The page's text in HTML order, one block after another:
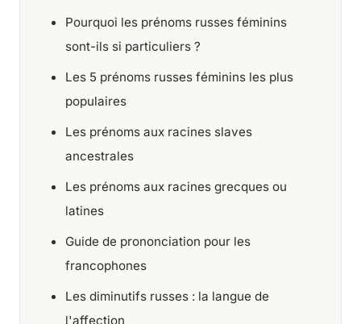
Pourquoi les prénoms russes féminins
sont-ils si particuliers ?
Les 5 prénoms russes féminins les plus
populaires
Les prénoms aux racines slaves
ancestrales
Les prénoms aux racines grecques ou
latines
Guide de prononciation pour les
francophones
Les diminutifs russes : la langue de
l'affection